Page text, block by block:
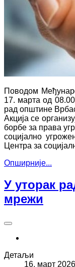
Поводом
17. марта од
рад општине
Акција се
борбе за права
социјално
Центра за
Опширније...
У уторак
мрежи
Детаљи
16. март